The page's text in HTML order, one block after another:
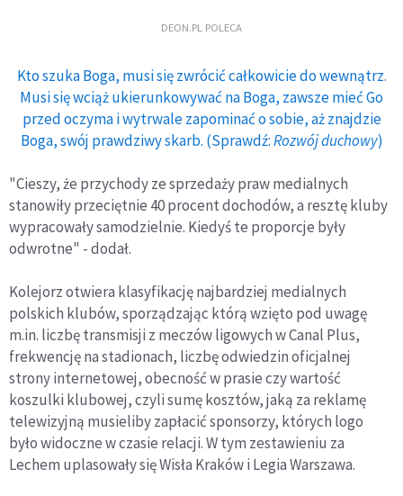
DEON.PL POLECA
Kto szuka Boga, musi się zwrócić całkowicie do wewnątrz.
Musi się wciąż ukierunkowywać na Boga, zawsze mieć Go
przed oczyma i wytrwale zapominać o sobie, aż znajdzie
Boga, swój prawdziwy skarb. (Sprawdź:Rozwój duchowy)
"Cieszy, że przychody ze sprzedaży praw medialnych
stanowiły przeciętnie 40 procent dochodów, a resztę kluby
wypracowały samodzielnie. Kiedyś te proporcje były
odwrotne" - dodał.
Kolejorz otwiera klasyfikację najbardziej medialnych
polskich klubów, sporządzając którą wzięto pod uwagę
m.in. liczbę transmisji z meczów ligowych w Canal Plus,
frekwencję na stadionach, liczbę odwiedzin oficjalnej
strony internetowej, obecność w prasie czy wartość
koszulki klubowej, czyli sumę kosztów, jaką za reklamę
telewizyjną musieliby zapłacić sponsorzy, których logo
było widoczne w czasie relacji. W tym zestawieniu za
Lechem uplasowały się Wisła Kraków i Legia Warszawa.